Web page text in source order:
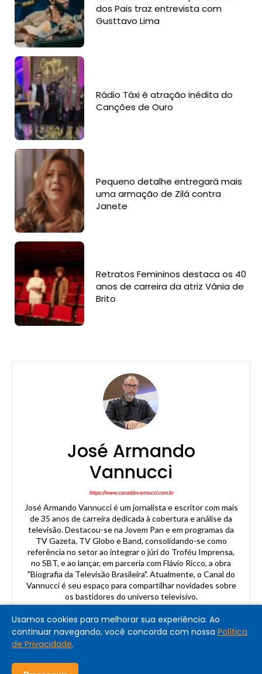
dos Pais traz entrevista com
Gusttavo Lima
Rádio Táxi é atração inédita do
Canções de Ouro
Pequeno detalhe entregará mais
uma armação de Zilá contra
Janete
Retratos Femininos destaca os 40
anos de carreira da atriz Vânia de
Brito
José Armando
Vannucci
https://www.canaldovannucci.com.br
José Armando Vannucci é um jornalista e escritor com mais
de 35 anos de carreira dedicada à cobertura e análise da
televisão. Destacou-se na Jovem Pan e em programas da
TV Gazeta, TV Globo e Band, consolidando-se como
referência no setor ao integrar o júri do Troféu Imprensa,
no SBT, e ao lançar, em parceria com Flávio Ricco, a obra
"Biografia da Televisão Brasileira". Atualmente, o Canal do
Vannucci é seu espaço para compartilhar novidades sobre
os bastidores do universo televisivo.
Usamos cookies para melhorar sua experiência. Ao
continuar navegando, você concorda com nossa Política
de Privacidade.